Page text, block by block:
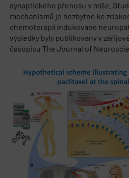
synaptického přenosu v míše.
mechanismů je nezbytné ke
chemoterapií indukované
výsledky byly publikovány v
časopisu The Journal of